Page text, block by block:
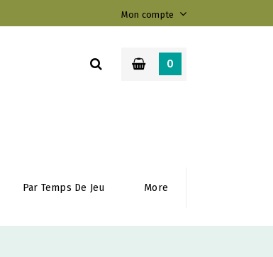
Mon compte
0
Par Temps De Jeu More